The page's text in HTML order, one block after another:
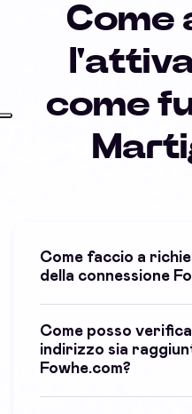
Come
come
Come faccio a
della connessione
Come posso
indirizzo sia
Fowhe.com?